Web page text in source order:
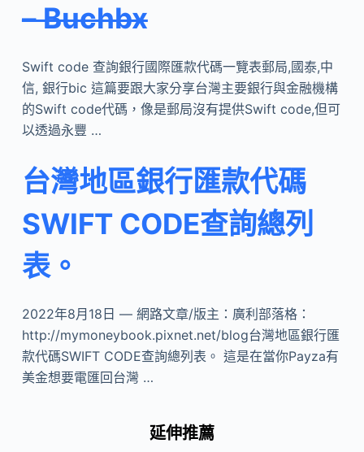
– Buchbx
Swift code 查詢銀行國際匯款代碼一覽表郵局,國泰,中
信, 銀行bic 這篇要跟大家分享台灣主要銀行與金融機構
的Swift code代碼，像是郵局沒有提供Swift code,但可
以透過永豐 …
台灣地區銀行匯款代碼
SWIFT CODE查詢總列
表。
2022年8月18日 — 網路文章/版主：廣利部落格：
http://mymoneybook.pixnet.net/blog台灣地區銀行匯
款代碼SWIFT CODE查詢總列表。 這是在當你Payza有
美金想要電匯回台灣 …
延伸推薦